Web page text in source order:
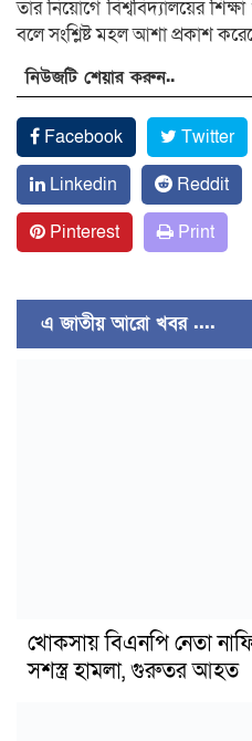
তাঁর নিয়োগে বিশ্ববিদ্যালয়ের
বলে সংশ্লিষ্ট মহল আশা প্রকাশ
নিউজটি শেয়ার করুন..
Facebook Twitter
Linkedin
Reddit
Pinterest
Print
এ জাতীয় আরো খবর ....
খোকসায় বিএনপি নেতা
সশস্ত্র হামলা, গুরুতর আহত